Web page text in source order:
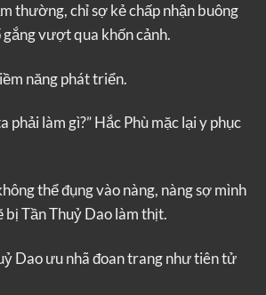
thường, chỉ sợ kẻ chấp nhận buông
vượt qua khốn cảnh.
năng phát triển.
phải làm gì?” Hắc Phù mặc lại y phục
thể đụng vào nàng, nàng sợ mình
bị Tần Thuỷ Dao làm thịt.
Dao ưu nhã đoan trang như tiên tử